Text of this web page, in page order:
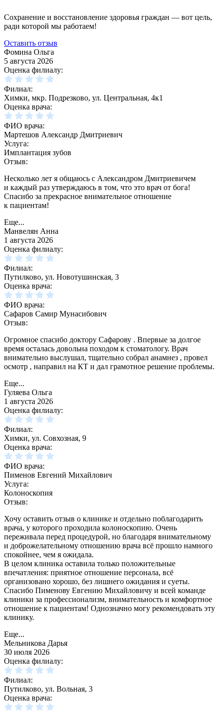
Сохранение и восстановление здоровья граждан — вот цель,
ради которой мы работаем!
Оставить отзыв
Фомина Ольга
5 августа 2026
Оценка филиалу:
Филиал:
Химки, мкр. Подрезково, ул. Центральная, 4к1
Оценка врача:
ФИО врача:
Мартешов Александр Дмитриевич
Услуга:
Имплантация зубов
Отзыв:
Несколько лет я общаюсь с Александром Дмитриевичем
и каждый раз утверждаюсь в том, что это врач от бога!
Спасибо за прекрасное внимательное отношение
к пациентам!
Еще...
Манвелян Анна
1 августа 2026
Оценка филиалу:
Филиал:
Путилково, ул. Новотушинская, 3
Оценка врача:
ФИО врача:
Сафаров Самир Мунасибович
Отзыв:
Огромное спасибо доктору Сафарову . Впервые за долгое
время осталась довольна походом к стоматологу. Врач
внимательно выслушал, тщательно собрал анамнез , провел
осмотр , направил на КТ и дал грамотное решение проблемы.
Еще...
Гуляева Ольга
1 августа 2026
Оценка филиалу:
Филиал:
Химки, ул. Совхозная, 9
Оценка врача:
ФИО врача:
Пименов Евгений Михайлович
Услуга:
Колоноскопия
Отзыв:
Хочу оставить отзыв о клинике и отдельно поблагодарить
врача, у которого проходила колоноскопию. Очень
переживала перед процедурой, но благодаря внимательному
и доброжелательному отношению врача всё прошло намного
спокойнее, чем я ожидала.
В целом клиника оставила только положительные
впечатления: приятное отношение персонала, всё
организовано хорошо, без лишнего ожидания и суеты.
Спасибо Пименову Евгению Михайловичу и всей команде
клиники за профессионализм, внимательность и комфортное
отношение к пациентам! Однозначно могу рекомендовать эту
клинику.
Еще...
Мельникова Дарья
30 июля 2026
Оценка филиалу:
Филиал:
Путилково, ул. Вольная, 3
Оценка врача: